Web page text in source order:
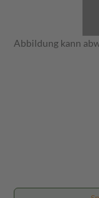
Abbildung kann